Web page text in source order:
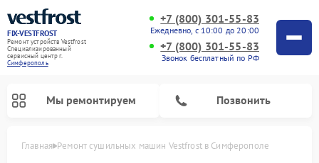
FIX-VESTFROST
Ремонт устройств Vestfrost
Специализированный
cервисный центр г.
Симферополь
+7 (800) 301-55-83
Ежедневно, с 10:00 до 20:00
+7 (800) 301-55-83
Звонок бесплатный по РФ
Мы ремонтируем Позвонить
Главная Ремонт сушильных машин Vestfrost в Симферополе